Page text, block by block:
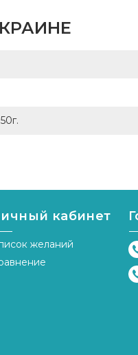
кабинет
желаний